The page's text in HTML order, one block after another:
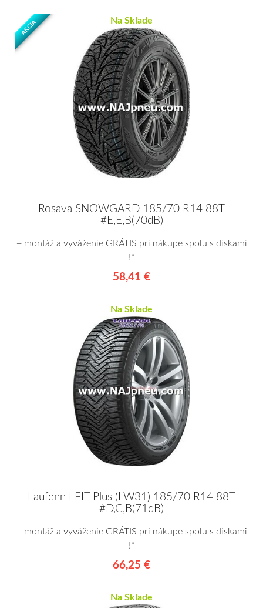
AKCIA Na Sklade
Rosava SNOWGARD 185/70 R14 88T
#E,E,B(70dB)
+ montáž a vyváženie GRÁTIS pri nákupe spolu s diskami
!*
58,41 €
Na Sklade
Laufenn I FIT Plus (LW31) 185/70 R14 88T
#D,C,B(71dB)
+ montáž a vyváženie GRÁTIS pri nákupe spolu s diskami
!*
66,25 €
Na Sklade